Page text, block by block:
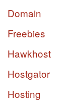
Domain
Freebies
Hawkhost
Hostgator
Hosting